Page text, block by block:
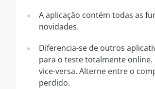
A aplicação contém todas as
novidades.
Diferencia-se de outros
para o teste totalmente
vice-versa. Alterne entre o
perdido.